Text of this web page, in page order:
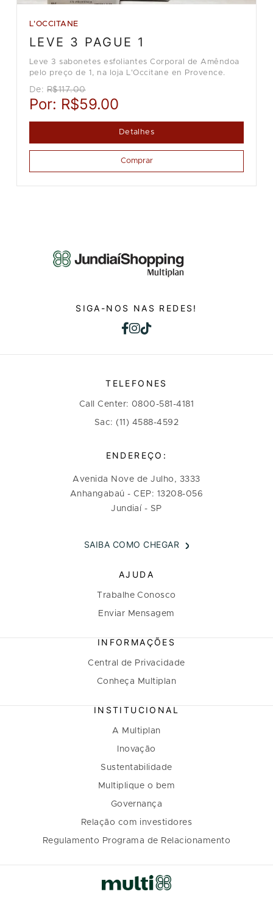
L'OCCITANE
LEVE 3 PAGUE 1
Leve 3 sabonetes esfoliantes Corporal de Amêndoa
pelo preço de 1, na loja L'Occitane en Provence.
De: R$117.00
Por: R$59.00
Detalhes
Comprar
SIGA-NOS NAS REDES!
TELEFONES
Call Center: 0800-581-4181
Sac: (11) 4588-4592
ENDEREÇO:
Avenida Nove de Julho, 3333
Anhangabaú - CEP: 13208-056
Jundiaí - SP
SAIBA COMO CHEGAR
AJUDA
Trabalhe Conosco
Enviar Mensagem
INFORMAÇÕES
Central de Privacidade
Conheça Multiplan
INSTITUCIONAL
A Multiplan
Inovação
Sustentabilidade
Multiplique o bem
Governança
Relação com investidores
Regulamento Programa de Relacionamento